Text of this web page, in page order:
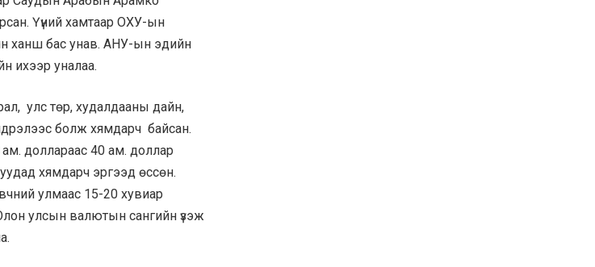
Үүний хамтаар ОХУ-ын
ханш бас унав. АНУ-ын эдийн
ихээр уналаа.
улс төр, худалдааны дайн,
болж хямдарч байсан.
доллараас 40 ам. доллар
хямдарч эргээд өссөн.
улмаас 15-20 хувиар
улсын валютын сангийн үзэж